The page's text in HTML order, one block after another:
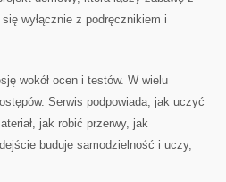
wyłącznie z podręcznikiem i
wokół ocen i testów. W wielu
Serwis podpowiada, jak uczyć
jak robić przerwy, jak
buduje samodzielność i uczy,